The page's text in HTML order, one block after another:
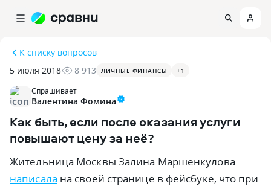
К списку вопросов
5 июля 2018
8 913 ЛИЧНЫЕ ФИНАНСЫ +1
Спрашивает
Валентина Фомина
Как быть, если после оказания услуги
повышают цену за неё?
Жительница Москвы Залина Маршенкулова
написала на своей странице в фейсбуке, что при